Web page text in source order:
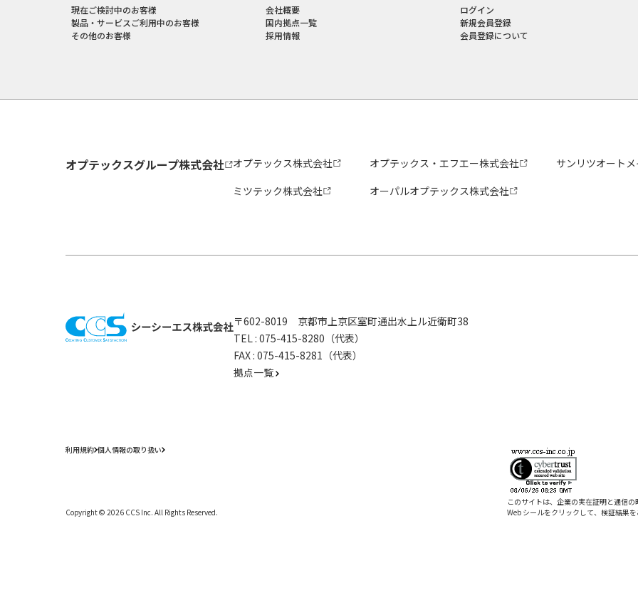
現在ご検討中のお客様
製品・サービスご利用中のお客様
その他のお客様
会社概要
国内拠点一覧
採用情報
ログイン
新規会員登録
会員登録について
オプテックスグループ株式会社 オプテックス株式会社 オプテックス・エフエー株式会社
サンリツオート
ミツテック株式会社
オーパルオプテックス株式会社
〒602-8019 京都市上京区室町通出水上ル近衛町38
TEL : 075-415-8280（代表）
FAX : 075-415-8281（代表）
拠点一覧
利用規約 個人情報の取り扱い
Copyright © 2026 CCS Inc. All Rights Reserved.
このサイトは、企業の実在証明と通信
Web シールをクリックして、検証結果を